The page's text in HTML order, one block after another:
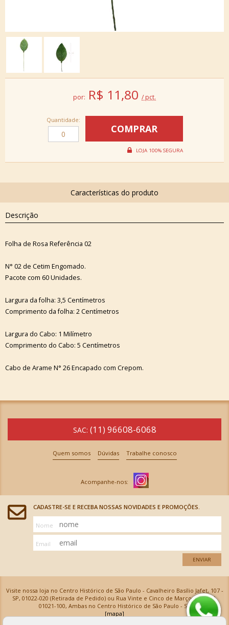
por: R$ 11,80 / pct.
Quantidade:
Descrição
Folha de Rosa Referência 02
N° 02 de Cetim Engomado.
Pacote com 60 Unidades.
Largura da folha: 3,5 Centímetros
Comprimento da folha: 2 Centímetros
Largura do Cabo: 1 Milímetro
Comprimento do Cabo: 5 Centímetros
Cabo de Arame N° 26 Encapado com Crepom.
SAC: (11) 96608-6068
Quem somos Dúvidas Trabalhe conosco
CADASTRE-SE E RECEBA NOSSAS NOVIDADES E PROMOÇÕES.
Nome
Email
ENVIAR
Visite nossa loja no Centro Histórico de São Paulo - Cavalheiro Basílio Jafet, 107 -
SP, 01022-020 (Retirada de Pedido) ou Rua Vinte e Cinco de Março, 576 - SP,
01021-100, Ambas no Centro Histórico de São Paulo - SP
[mapa]